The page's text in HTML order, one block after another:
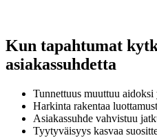
Kun tapahtumat
asiakassuhdetta
Tunnettuus muuttuu aidoksi
Harkinta rakentaa
Asiakassuhde vahvistuu
Tyytyväisyys kasvaa